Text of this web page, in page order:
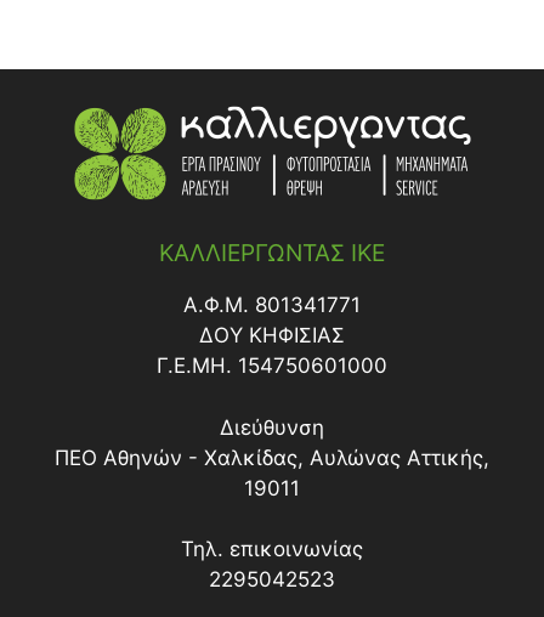
ΚΑΛΛΙΕΡΓΩΝΤΑΣ ΙΚΕ
Α.Φ.Μ. 801341771
ΔΟY ΚΗΦΙΣΙΑΣ
Γ.Ε.ΜΗ. 154750601000
Διεύθυνση
ΠΕΟ Αθηνών - Χαλκίδας, Αυλώνας Αττικής,
19011
Τηλ. επικοινωνίας
2295042523